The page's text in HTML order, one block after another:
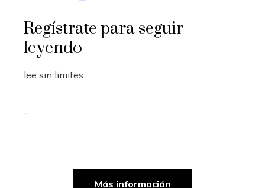
Regístrate para seguir
leyendo
lee sin limites
Más información